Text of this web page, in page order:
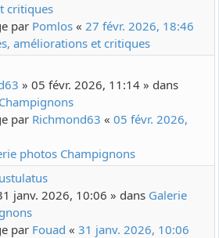
critiques
par Pomlos « 27 févr. 2026, 18:46
améliorations et critiques
» 05 févr. 2026, 11:14 » dans
par Richmond63 « 05 févr. 2026,
photos Champignons
janv. 2026, 10:06 » dans Galerie
par Fouad « 31 janv. 2026, 10:06